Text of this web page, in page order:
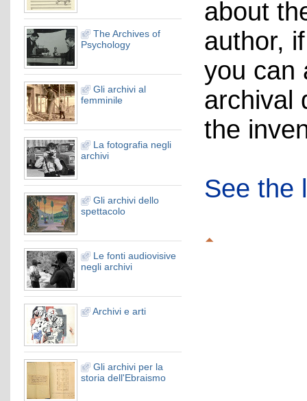
The Archives of
Psychology
Gli archivi al
femminile
La fotografia negli
archivi
Gli archivi dello
spettacolo
Le fonti audiovisive
negli archivi
Archivi e arti
Gli archivi per la
storia dell'Ebraismo
about
author,
you can
archival
the
See the